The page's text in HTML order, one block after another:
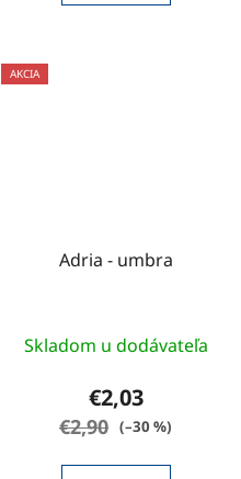
AKCIA
Adria - umbra
Skladom u dodávateľa
€2,03
€2,90 (–30 %)